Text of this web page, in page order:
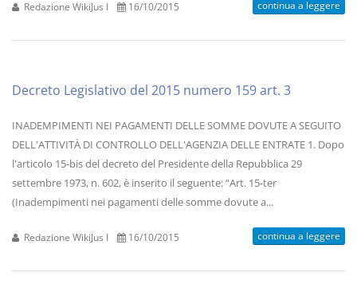
Redazione WikiJus I 16/10/2015 continua a leggere
Decreto Legislativo del 2015 numero 159 art. 3
INADEMPIMENTI NEI PAGAMENTI DELLE SOMME DOVUTE A SEGUITO
DELL'ATTIVITÀ DI CONTROLLO DELL'AGENZIA DELLE ENTRATE 1. Dopo
l'articolo 15-bis del decreto del Presidente della Repubblica 29
settembre 1973, n. 602, è inserito il seguente: “Art. 15-ter
(Inadempimenti nei pagamenti delle somme dovute a...
Redazione WikiJus I 16/10/2015 continua a leggere